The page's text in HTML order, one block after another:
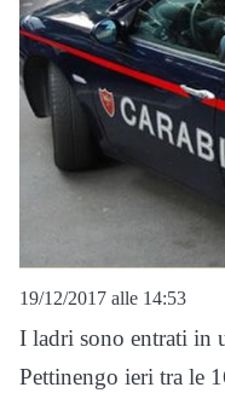
19/12/2017 alle 14:53
I ladri sono entrati in
Pettinengo ieri tra le